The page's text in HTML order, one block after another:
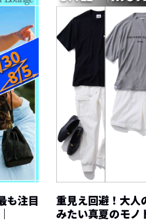
も注目
重見え回避！大人
みたい真夏のモノ